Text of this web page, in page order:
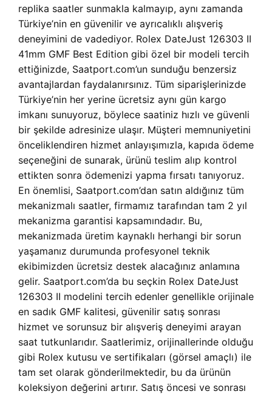
replika saatler sunmakla kalmayıp, aynı zamanda
Türkiye’nin en güvenilir ve ayrıcalıklı alışveriş
deneyimini de vadediyor. Rolex DateJust 126303 II
41mm GMF Best Edition gibi özel bir modeli tercih
ettiğinizde, Saatport.com’un sunduğu benzersiz
avantajlardan faydalanırsınız. Tüm siparişlerinizde
Türkiye’nin her yerine ücretsiz aynı gün kargo
imkanı sunuyoruz, böylece saatiniz hızlı ve güvenli
bir şekilde adresinize ulaşır. Müşteri memnuniyetini
önceliklendiren hizmet anlayışımızla, kapıda ödeme
seçeneğini de sunarak, ürünü teslim alıp kontrol
ettikten sonra ödemenizi yapma fırsatı tanıyoruz.
En önemlisi, Saatport.com’dan satın aldığınız tüm
mekanizmalı saatler, firmamız tarafından tam 2 yıl
mekanizma garantisi kapsamındadır. Bu,
mekanizmada üretim kaynaklı herhangi bir sorun
yaşamanız durumunda profesyonel teknik
ekibimizden ücretsiz destek alacağınız anlamına
gelir. Saatport.com’da bu seçkin Rolex DateJust
126303 II modelini tercih edenler genellikle orijinale
en sadık GMF kalitesi, güvenilir satış sonrası
hizmet ve sorunsuz bir alışveriş deneyimi arayan
saat tutkunlarıdır. Saatlerimiz, orijinallerinde olduğu
gibi Rolex kutusu ve sertifikaları (görsel amaçlı) ile
tam set olarak gönderilmektedir, bu da ürünün
koleksiyon değerini artırır. Satış öncesi ve sonrası